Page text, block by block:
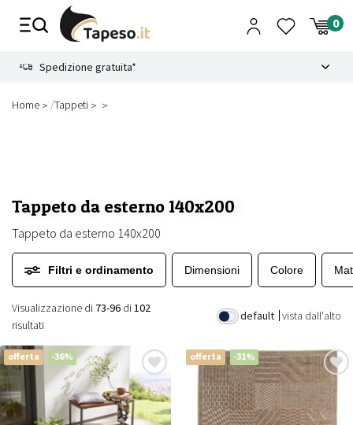
Spedizione gratuita*
Home /Tappeti
Tappeto da esterno 140x200
Tappeto da esterno 140x200
Filtri e ordinamento Dimensioni Colore
default vista dall'alto
Visualizzazione di 73-96 di 102
risultati
offerta -36% offerta -31%